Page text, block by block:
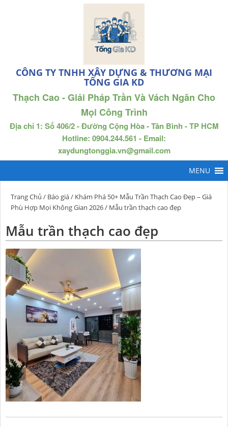
CÔNG TY TNHH XÂY DỰNG & THƯƠNG MẠI
TỐNG GIA KD
Thạch Cao - Giải Pháp Trần Và Vách Ngăn Cho
Mọi Công Trình
Địa chỉ 1: Số 406/2 - Đường Cộng Hòa - Tân Bình - TP HCM
Hotline: 0904.244.561 - Email:
xaydungtonggia.vn@gmail.com
Trang Chủ / Báo giá/ Khám Phá 50+ Mẫu Trần Thạch Cao Đẹp – Giá
Phù Hợp Mọi Không Gian 2026/ Mẫu trần thạch cao đẹp
Mẫu trần thạch cao đẹp